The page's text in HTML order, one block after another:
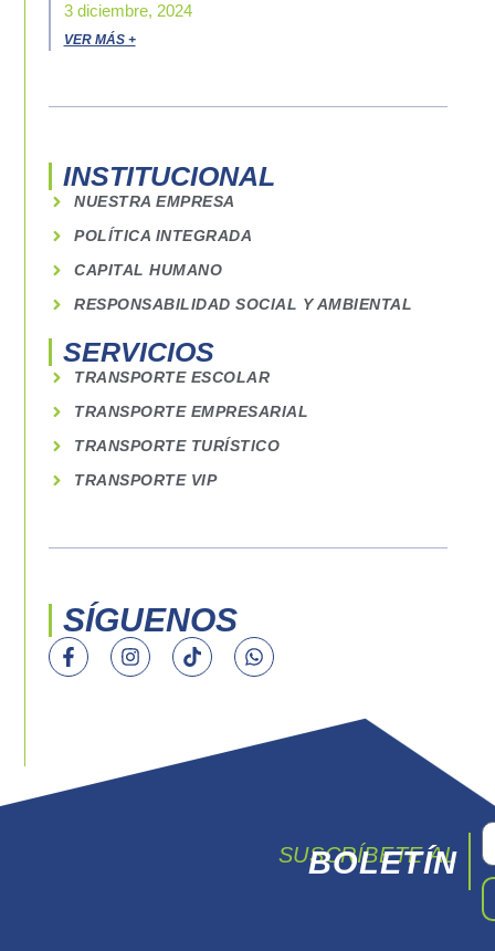
3 diciembre, 2024
VER MÁS +
INSTITUCIONAL
NUESTRA EMPRESA
POLÍTICA INTEGRADA
CAPITAL HUMANO
RESPONSABILIDAD SOCIAL Y AMBIENTAL
SERVICIOS
TRANSPORTE ESCOLAR
TRANSPORTE EMPRESARIAL
TRANSPORTE TURÍSTICO
TRANSPORTE VIP
SÍGUENOS
SUSCRÍBETE AL
BOLETÍN